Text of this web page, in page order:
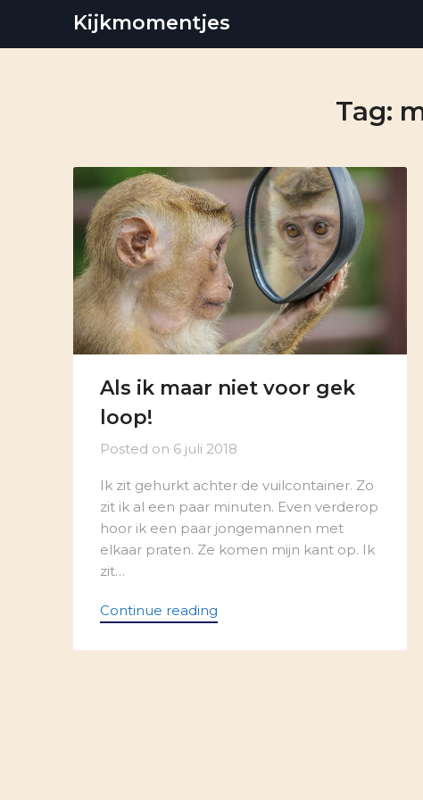
Kijkmomentjes
Tag:
Als ik maar niet voor gek
loop!
Posted on 6 juli 2018
Ik zit gehurkt achter de vuilcontainer. Zo
zit ik al een paar minuten. Even verderop
hoor ik een paar jongemannen met
elkaar praten. Ze komen mijn kant op. Ik
zit…
Continue reading